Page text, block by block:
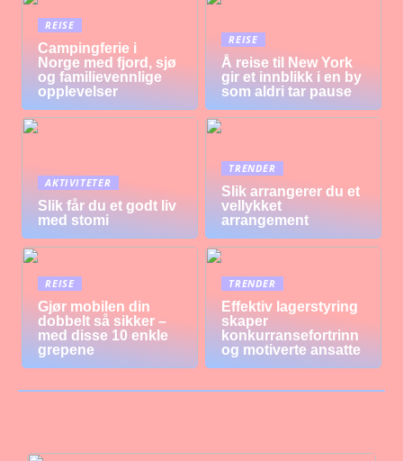
REISE
Campingferie i
Norge med fjord, sjø
og familievennlige
opplevelser
REISE
Å reise til New York
gir et innblikk i en by
som aldri tar pause
AKTIVITETER
Slik får du et godt liv
med stomi
TRENDER
Slik arrangerer du et
vellykket
arrangement
REISE
Gjør mobilen din
dobbelt så sikker –
med disse 10 enkle
grepene
TRENDER
Effektiv lagerstyring
skaper
konkurransefortrinn
og motiverte ansatte